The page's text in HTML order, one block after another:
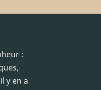
:
y en a